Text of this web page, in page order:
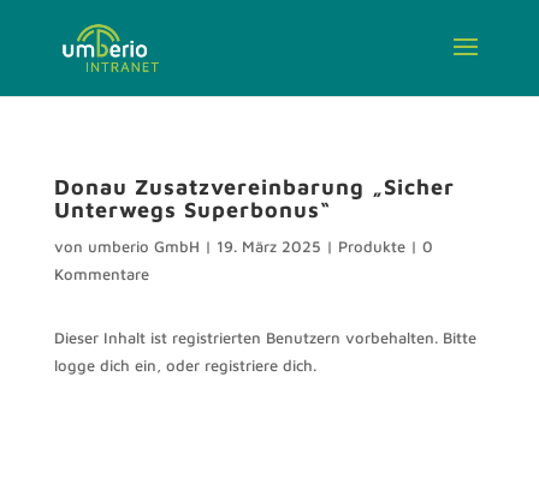
Donau Zusatzvereinbarung „Sicher
Unterwegs Superbonus“
von umberio GmbH | 19. März 2025 | Produkte| 0
Kommentare
Dieser Inhalt ist registrierten Benutzern vorbehalten. Bitte
logge dich ein, oder registriere dich.